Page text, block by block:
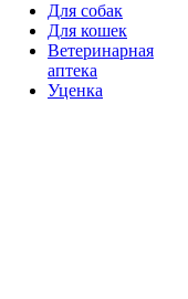
Для собак
Для кошек
Ветеринарная
аптека
Уценка